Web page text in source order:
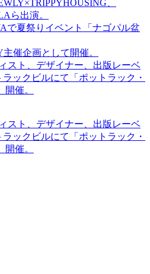
、
ら出演。
で夏祭りイベント「ナゴパル盆
催企画として開催。
スト、デザイナー、出版レーベ
ックビルにて「ポットラック・
催。
スト、デザイナー、出版レーベ
ックビルにて「ポットラック・
催。